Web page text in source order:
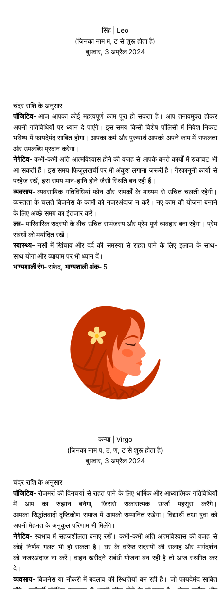
सिंह | Leo
(जिनका नाम म, ट से शुरू होता है)
बुधवार, 3 अप्रैल 2024
चंद्र राशि के अनुसार
पॉजिटिव-आज आपका कोई महत्वपूर्ण काम पूरा हो सकता है। आप तनावमुक्तहोकर
अपनी गतिविधियों पर ध्यान दे पाएंगे। इस समय किसी विशेष पॉलिसी में निवेश निकट
भविष्य में फायदेमंद साबित होगा। आपका कर्म और पुरुषार्थ आपको अपने काम में सफलता
और उपलब्धि प्रदान करेगा।
नेगेटिव- कभी-कभी अति आत्मविश्वास होने की वजह से आपकेबनते कार्यों में रुकावट भी
आ सकती हैं। इस समय फिजूलखर्ची पर भी अंकुश लगाना जरूरी है। गैरकानूनीकार्योसे
परहेज रखें, इस समय मान-हानि होने जैसी स्थिति बन रही हैं।
व्यवसाय-व्यवसायिक गतिविधियांफोन और संपर्कोंके माध्यम से उचित चलती रहेगी।
व्यस्तता के चलते बिजनेस के कामों को नजरअंदाज न करें। नए काम की योजना बनाने
के लिए अच्छे समय का इंतजार करें।
लव- पारिवारिक सदस्यों के बीच उचित सामंजस्यऔर प्रेम पूर्ण व्यवहार बना रहेगा। प्रेम
संबंधों को मर्यादित रखें।
स्वास्थ्य–नसोंमें खिंचाव और दर्द की समस्या से राहत पाने के लिए इलाज के साथ-
साथयोगाऔर व्यायाम पर भी ध्यान दें।
भाग्यशाली रंग-सफेद,भाग्यशाली अंक- 5
कन्या | Virgo
(जिनका नाम प, ठ, ण, ट से शुरू होता है)
बुधवार, 3 अप्रैल 2024
चंद्र राशि के अनुसार
पॉजिटिव- रोजमर्रा की दिनचर्या से राहत पाने के लिए धार्मिक और आध्यात्मिक गतिविधियों
में आप का रुझान बनेगा, जिससे सकारात्मक ऊर्जा महसूस करेंगे।
आपका सिद्धांतवादीदृष्टिकोण समाज में आपको सम्मानित रखेगा। विद्यार्थी तथा युवा को
अपनी मेहनत के अनुकूल परिणाम भी मिलेंगे।
नेगेटिव- स्वभाव में सहजशीलताबनाए रखें। कभी-कभी अति आत्मविश्वास की वजह से
कोई निर्णय गलत भी हो सकता है। घर के वरिष्ठ सदस्यों की सलाह और मार्गदर्शन
को नजरअंदाजना करें। वाहन खरीदने संबंधी योजना बन रही है तो आज स्थगित कर
दे।
व्यवसाय- बिजनेस या नौकरी में बदलाव की स्थितियां बन रही है। जो फायदेमंद साबित